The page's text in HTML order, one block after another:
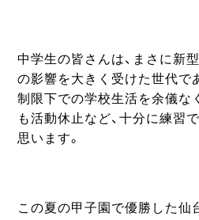
中学生の皆さんは、まさに新
の影響を大きく受けた世代で
制限下での学校生活を余儀な
も活動休止など、十分に練習
思います。
この夏の甲子園で優勝した仙